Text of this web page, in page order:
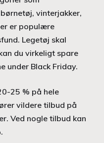
vinterjakker,
er populære
Legetøj skal
du virkeligt spare
under Black Friday.
25 % på hele
vildere tilbud på
Ved nogle tilbud kan